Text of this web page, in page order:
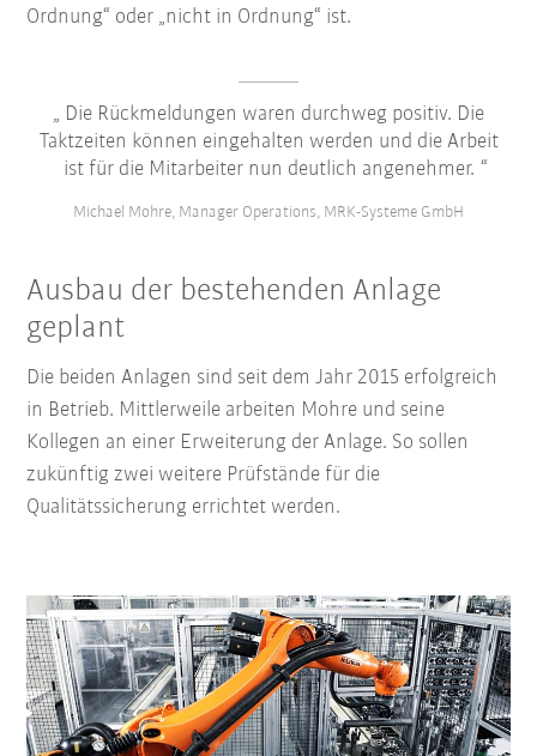
Ordnung“ oder „nicht in Ordnung“ ist.
Die Rückmeldungen waren durchweg positiv. Die
Taktzeiten können eingehalten werden und die Arbeit
ist für die Mitarbeiter nun deutlich angenehmer.
Michael Mohre, Manager Operations, MRK-Systeme GmbH
Ausbau der bestehenden Anlage
geplant
Die beiden Anlagen sind seit dem Jahr 2015 erfolgreich
in Betrieb. Mittlerweile arbeiten Mohre und seine
Kollegen an einer Erweiterung der Anlage. So sollen
zukünftig zwei weitere Prüfstände für die
Qualitätssicherung errichtet werden.